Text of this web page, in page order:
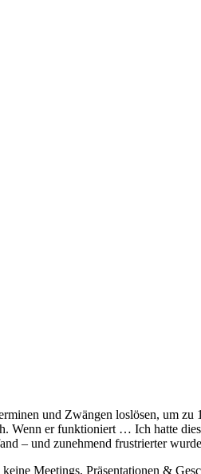
und Zwängen loslösen, um
er funktioniert … Ich hatte
– und zunehmend frustrierter
Meetings, Präsentationen &